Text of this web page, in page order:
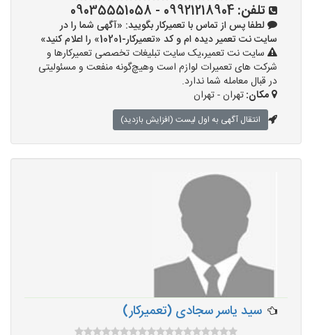
تلفن: 09921218904 - 09035551058
لطفا پس از تماس با تعمیرکار بگویید: «آگهی شما را در
سایت نت تعمیر دیده ام و کد «تعمیرکار-10201» را اعلام کنید»
سایت نت تعمیر،یک سایت تبلیغات تخصصی تعمیرکارها و
شرکت های تعمیرات لوازم است وهیچ‌گونه منفعت و مسئولیتی
در قبال معامله شما ندارد.
مکان:تهران - تهران
انتقال آگهی به اول لیست (افزایش بازدید)
سید یاسر سجادی (تعمیرکار)